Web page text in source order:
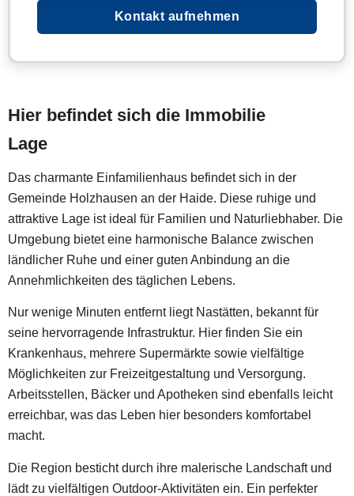
Kontakt aufnehmen
Hier befindet sich die Immobilie
Lage
Das charmante Einfamilienhaus befindet sich in der
Gemeinde Holzhausen an der Haide. Diese ruhige und
attraktive Lage ist ideal für Familien und Naturliebhaber. Die
Umgebung bietet eine harmonische Balance zwischen
ländlicher Ruhe und einer guten Anbindung an die
Annehmlichkeiten des täglichen Lebens.
Nur wenige Minuten entfernt liegt Nastätten, bekannt für
seine hervorragende Infrastruktur. Hier finden Sie ein
Krankenhaus, mehrere Supermärkte sowie vielfältige
Möglichkeiten zur Freizeitgestaltung und Versorgung.
Arbeitsstellen, Bäcker und Apotheken sind ebenfalls leicht
erreichbar, was das Leben hier besonders komfortabel
macht.
Die Region besticht durch ihre malerische Landschaft und
lädt zu vielfältigen Outdoor-Aktivitäten ein. Ein perfekter